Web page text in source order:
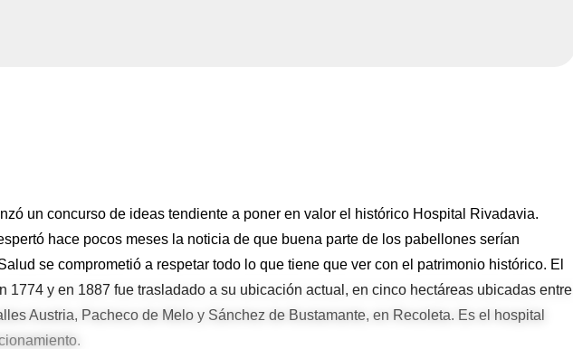
un concurso de ideas tendiente a poner en valor el histórico Hospital Rivadavia.
hace pocos meses la noticia de que buena parte de los pabellones serían
se comprometió a respetar todo lo que tiene que ver con el patrimonio histórico. El
1774 y en 1887 fue trasladado a su ubicación actual, en cinco hectáreas ubicadas entre
Austria, Pacheco de Melo y Sánchez de Bustamante, en Recoleta. Es el hospital